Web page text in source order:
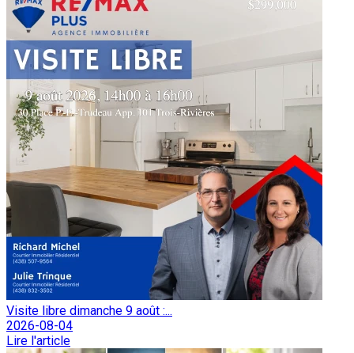
Visite libre dimanche 9 août :...
2026-08-04
Lire l'article